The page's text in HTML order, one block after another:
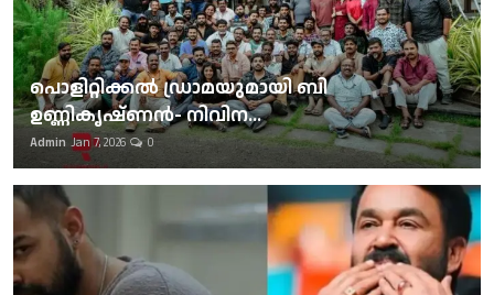
പൊളിറ്റിക്കല്‍ ഡ്രാമയുമായി ബി
ഉണ്ണികൃഷ്ണന്‍- നിവിന...
Admin Jan 7, 2026 0